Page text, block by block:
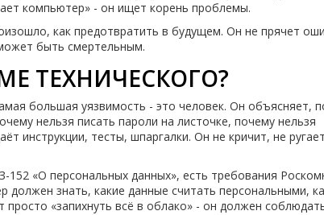
компьютер» - он ищет корень проблемы.
как предотвратить в будущем. Он не прячет
быть смертельным.
ТЕХНИЧЕСКОГО?
большая уязвимость - это человек. Он объясняет,
нельзя писать пароли на листочке, почему нельзя
инструкции, тесты, шпаргалки. Он не кричит, не
«О персональных данных», есть требования
знать, какие данные считать персональными,
«запихнуть всё в облако» - он должен